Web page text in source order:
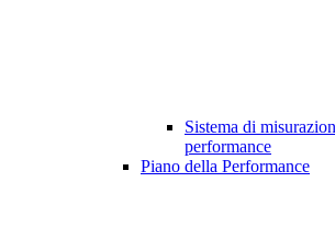
Sistema di
performance
Piano della Performance